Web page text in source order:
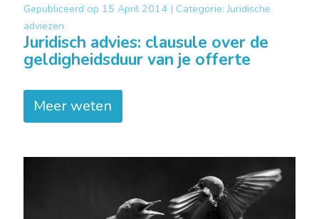
Gepubliceerd op 15 April 2014 | Categorie:Juridische
adviezen
Juridisch advies: clausule over de
geldigheidsduur van je offerte
Meer weten